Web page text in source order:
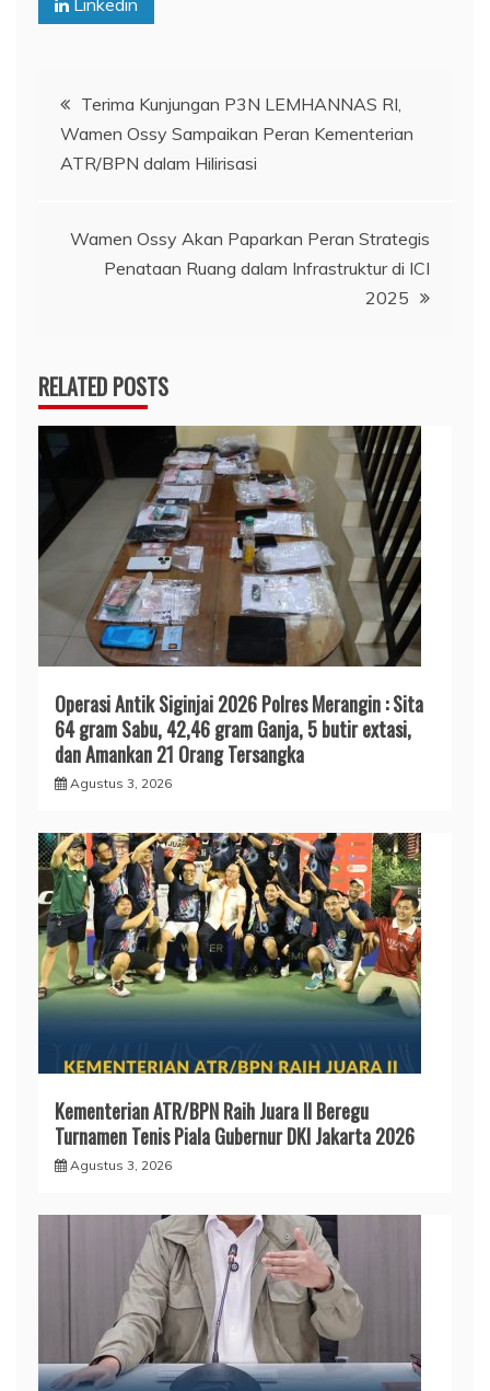
Linkedin
Navigasi
pos
Terima Kunjungan P3N LEMHANNAS RI,
Wamen Ossy Sampaikan Peran Kementerian
ATR/BPN dalam Hilirisasi
Wamen Ossy Akan Paparkan Peran Strategis
Penataan Ruang dalam Infrastruktur di ICI
2025
RELATED POSTS
Operasi Antik Siginjai 2026 Polres Merangin : Sita
64 gram Sabu, 42,46 gram Ganja, 5 butir extasi,
dan Amankan 21 Orang Tersangka
Agustus 3, 2026
Kementerian ATR/BPN Raih Juara II Beregu
Turnamen Tenis Piala Gubernur DKI Jakarta 2026
Agustus 3, 2026